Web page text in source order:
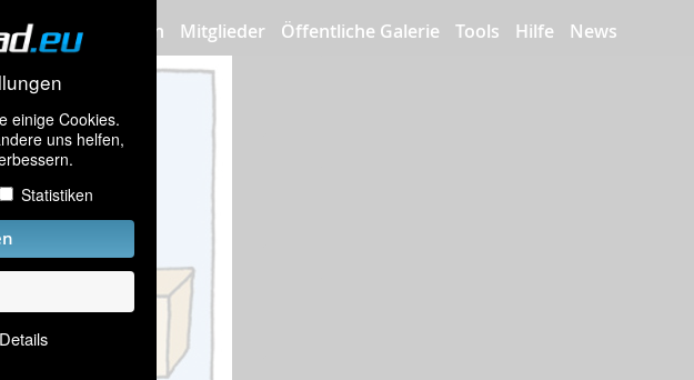
einige Cookies.
uns helfen,
Statistiken
Bilder hochladen Mitglieder Öffentliche Galerie Tools Hilfe News